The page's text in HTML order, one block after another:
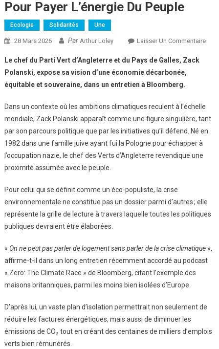
Pour Payer L’énergie Du Peuple
Ecologie Solidarités Une
28 Mars 2026 Par Arthur Loley Laisser Un CommentaireSur
Pour
Le chef du Parti Vert d’Angleterre et du Pays de Galles, Zack
Polanski, expose sa vision d’une économie décarbonée,
équitable et souveraine, dans un entretien à Bloomberg.
Dans un contexte où les ambitions climatiques reculent à l’échelle
mondiale, Zack Polanski apparaît comme une figure singulière, tant
par son parcours politique que par les initiatives qu’il défend. Né en
1982 dans une famille juive ayant fui la Pologne pour échapper à
l’occupation nazie, le chef des Verts d’Angleterre revendique une
proximité assumée avec le peuple.
Pour celui qui se définit comme un éco-populiste, la crise
environnementale ne constitue pas un dossier parmi d’autres ; elle
représente la grille de lecture à travers laquelle toutes les politiques
publiques devraient être élaborées.
« On ne peut pas parler de logement sans parler de la crise climatique»,
affirme-t-il dans un long entretien récemment accordé au podcast
« Zero: The Climate Race » de Bloomberg, citant l’exemple des
maisons britanniques, parmi les moins bien isolées d’Europe.
D’après lui, un vaste plan d’isolation permettrait non seulement de
réduire les factures énergétiques, mais aussi de diminuer les
émissions de CO₂ tout en créant des centaines de milliers d’emplois
verts bien rémunérés.